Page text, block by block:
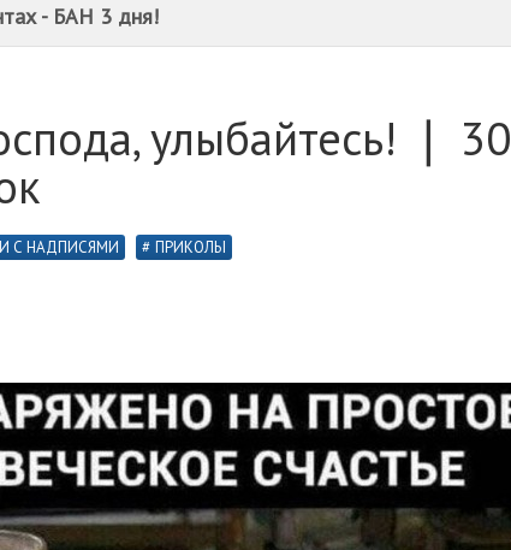
- БАН 3 дня!
улыбайтесь! ❘ 30
С НАДПИСЯМИ ПРИКОЛЫ